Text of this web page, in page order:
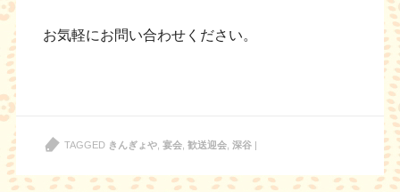
お気軽にお問い合わせください。
TAGGED きんぎょや, 宴会, 歓送迎会, 深谷 |